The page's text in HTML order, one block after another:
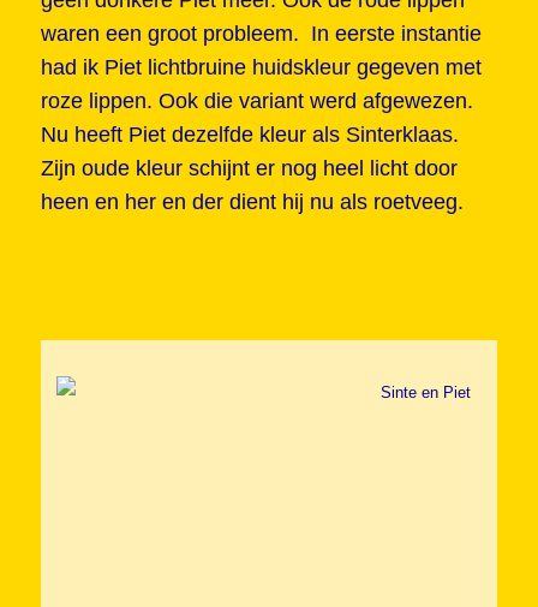
waren een groot probleem. In eerste instantie
had ik Piet lichtbruine huidskleur gegeven met
roze lippen. Ook die variant werd afgewezen.
Nu heeft Piet dezelfde kleur als Sinterklaas.
Zijn oude kleur schijnt er nog heel licht door
heen en her en der dient hij nu als roetveeg.